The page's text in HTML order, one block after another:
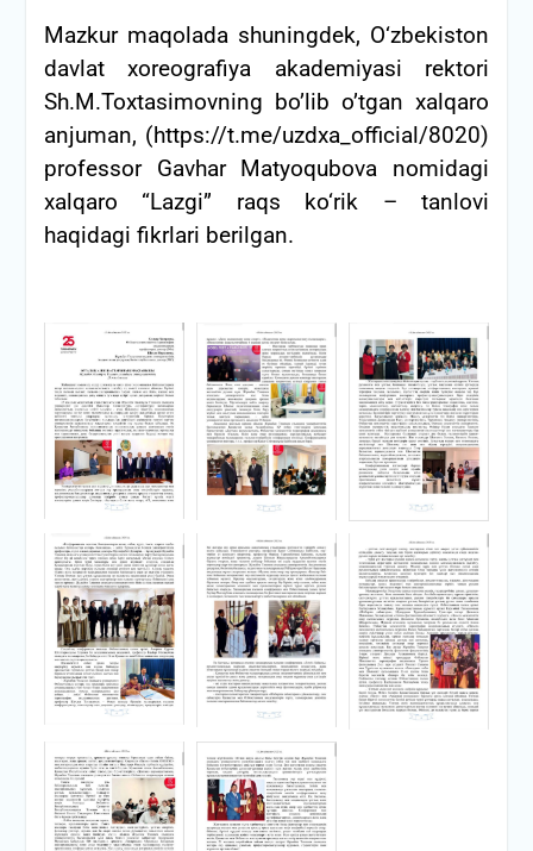
Mazkur maqolada shuningdek, O‘zbekiston
davlat xoreografiya akademiyasi rektori
Sh.M.Toxtasimovning bo’lib o’tgan xalqaro
anjuman, (https://t.me/uzdxa_official/8020)
professor Gavhar Matyoqubova nomidagi
xalqaro “Lazgi” raqs ko‘rik – tanlovi
haqidagi fikrlari berilgan.